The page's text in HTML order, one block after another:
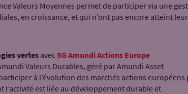
Valeurs Moyennes permet de participer via une
en croissance, et qui n’ont pas encore atteint
vertesavec SG Amundi Actions Europe
Valeurs Durables, géré par Amundi Asset
à l’évolution des marchés actions européens
est liée au développement durable et